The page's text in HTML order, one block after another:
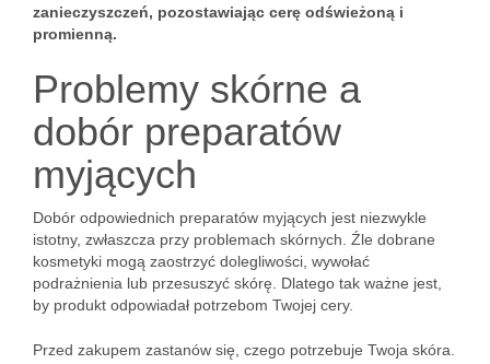
zanieczyszczeń, pozostawiając cerę odświeżoną i
promienną.
Problemy skórne a
dobór preparatów
myjących
Dobór odpowiednich preparatów myjących jest niezwykle
istotny, zwłaszcza przy problemach skórnych. Źle dobrane
kosmetyki mogą zaostrzyć dolegliwości, wywołać
podrażnienia lub przesuszyć skórę. Dlatego tak ważne jest,
by produkt odpowiadał potrzebom Twojej cery.
Przed zakupem zastanów się, czego potrzebuje Twoja skóra.